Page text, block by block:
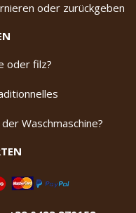
oder zurückgeben
oder filz?
Waschmaschine?